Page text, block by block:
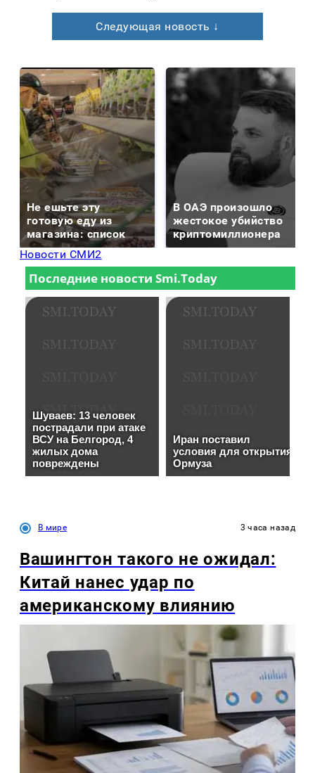
Следующая новость ↓
Не ешьте эту
готовую еду из
магазина: список
В ОАЭ произошло
жестокое убийство
криптомиллионера
Новости СМИ2
В мире 3 часа назад
Вашингтон такого не ожидал:
Китай нанес удар по
американскому влиянию